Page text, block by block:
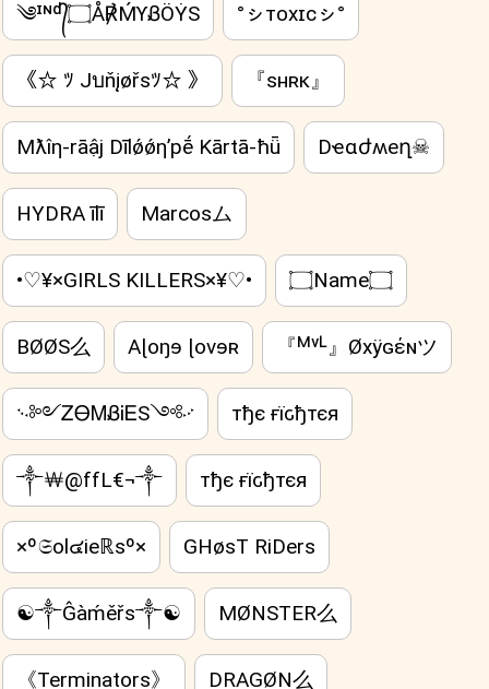
༄ᶦᶰᵈ᭄۝Å℟ḾϒᏰÖẎS °ㇱᴛᴏxɪᴄㇱ°
《☆ ﾂ Jบňįøřsﾂ☆ 》 『sʜʀᴋ』
Mƛîƞ-rāậj Dīlǿǿƞ’pḗ Kārtā-ħǖ Dҽɑժʍeղ☠
HYDRA īlī Marcosム
•♡¥×GIRLS KILLERS×¥♡• ۝Name۝
BØØS么 Aɭoŋɘ ɭovɘʀ 『ᴹᵛᴸ』Øxÿɢέɴツ
࿙༻ᏃᎾᎷᏰᎥᎬS༺࿚ тђє ғїԍђтєя
༒￦@ffL€¬༒ тђє ғїԍђтєя
×º𝔖ol๔ieℝsº× GHøsT RiDers
☯༒Ĝàḿěřs༒☯ MØNSTER么
《Terminators》 DRAGØN么